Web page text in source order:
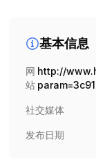
基本信息
网
站
http://
社交媒体
发布日期